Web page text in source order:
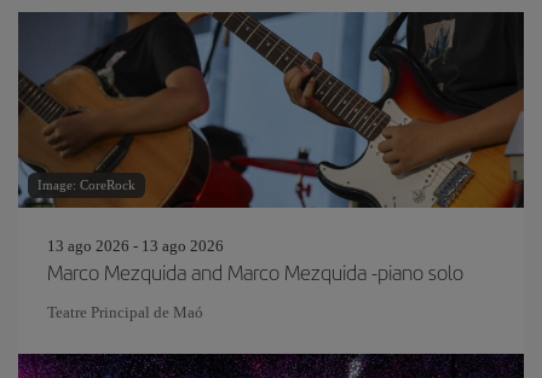
Image: CoreRock
13 ago 2026 - 13 ago 2026
Marco Mezquida and Marco Mezquida -piano solo
Teatre Principal de Maó